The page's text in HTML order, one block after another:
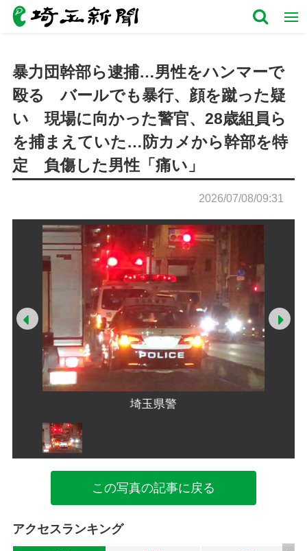
暴力団幹部ら逮捕…男性をハンマーで
殴る バールでも暴行、顔を蹴った疑
い 現場に向かった警官、28歳組員ら
を捕まえていた…防カメから幹部を特
定 負傷した男性「痛い」
2026/07/08/09:31
埼玉県警
Prev
この写真の記事に戻る
アクセスランキング